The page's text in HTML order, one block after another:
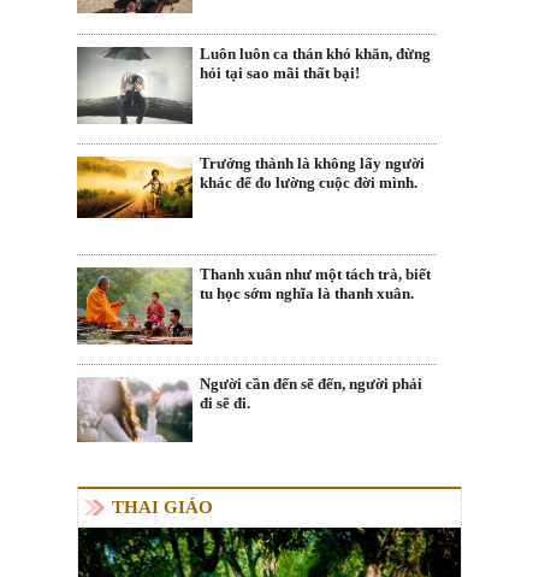
Luôn luôn ca thán khó khăn, đừng
hỏi tại sao mãi thất bại!
Trưởng thành là không lấy người
khác để đo lường cuộc đời mình.
Thanh xuân như một tách trà, biết
tu học sớm nghĩa là thanh xuân.
Người cần đến sẽ đến, người phải
đi sẽ đi.
THAI GIÁO